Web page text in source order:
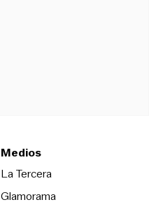
Medios
La TerceraOpens in new
Glamorama